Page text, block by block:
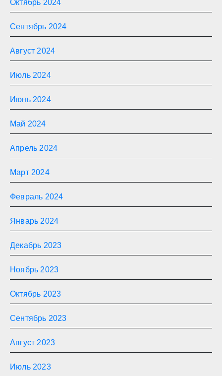
Октябрь 2024
Сентябрь 2024
Август 2024
Июль 2024
Июнь 2024
Май 2024
Апрель 2024
Март 2024
Февраль 2024
Январь 2024
Декабрь 2023
Ноябрь 2023
Октябрь 2023
Сентябрь 2023
Август 2023
Июль 2023